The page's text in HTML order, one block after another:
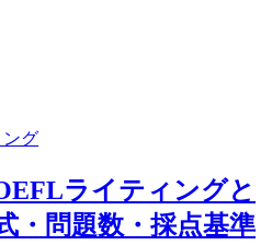
ング
ライティングと
・問題数・採点基準